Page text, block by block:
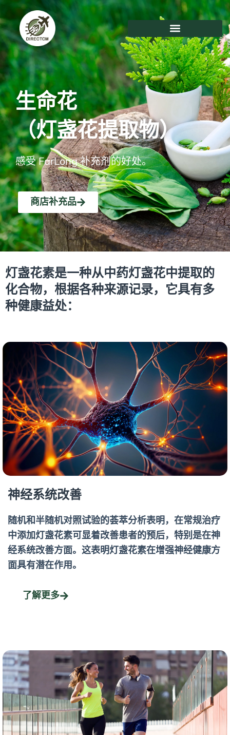
跳
至
内
容
生命花
（灯盏花提取物）
感受 FarLong 补充剂的好处。
商店补充品
灯盏花素是一种从中药灯盏花中提取的
化合物，根据各种来源记录，它具有多
种健康益处：
神经系统改善
随机和半随机对照试验的荟萃分析表明，在常规治疗
中添加灯盏花素可显着改善患者的预后，特别是在神
经系统改善方面。这表明灯盏花素在增强神经健康方
面具有潜在作用。
了解更多